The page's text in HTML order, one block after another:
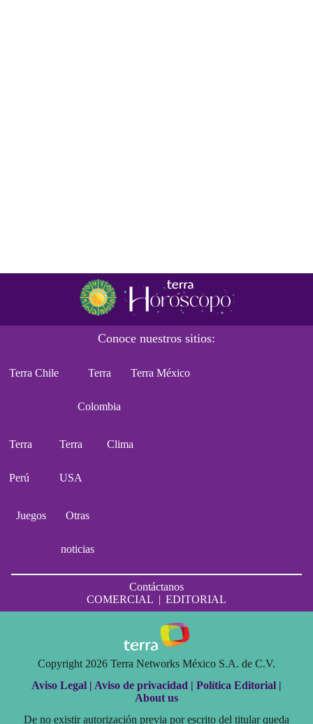
Conoce nuestros sitios:
Terra Chile Terra
Colombia
Terra México
Terra
Perú
Terra
USA
Clima
Juegos Otras
noticias
Contáctanos
COMERCIAL | EDITORIAL
Copyright 2026 Terra Networks México S.A. de C.V.
Aviso Legal | Aviso de privacidad | Política Editorial |
About us
De no existir autorización previa por escrito del titular queda